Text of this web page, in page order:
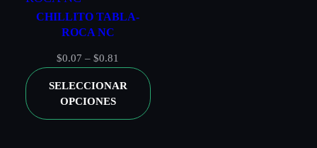
CORREO ELECTRÓNICO
Guardar mi nombre, correo electrónico y sitio web en este
navegador para la próxima vez que haga un comentario.
CHILLITO TABLA-
ROCA NC
$0.07 – $0.81
desde
SELECCIONAR
OPCIONES